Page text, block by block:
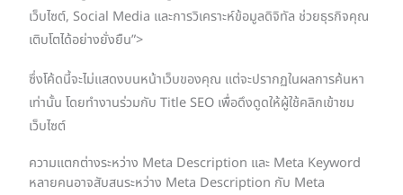
เว็บไซต์, Social Media และการวิเคราะห์ข้อมูลดิจิทัล ช่วยธุรกิจคุณ
เติบโตได้อย่างยั่งยืน”>
ซึ่งโค้ดนี้จะไม่แสดงบนหน้าเว็บของคุณ แต่จะปรากฏในผลการค้นหา
เท่านั้น โดยทำงานร่วมกับ Title SEO เพื่อดึงดูดให้ผู้ใช้คลิกเข้าชม
เว็บไซต์
ความแตกต่างระหว่าง Meta Description และ Meta Keyword
หลายคนอาจสับสนระหว่าง Meta Description กับ Meta